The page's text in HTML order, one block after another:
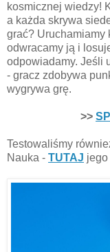
kosmicznej wiedzy!
a każda skrywa
grać? Uruchamiamy
odwracamy ją i
odpowiadamy. Jeśli
- gracz zdobywa
wygrywa grę.
>>
Testowaliśmy
Nauka - TUTAJ jego